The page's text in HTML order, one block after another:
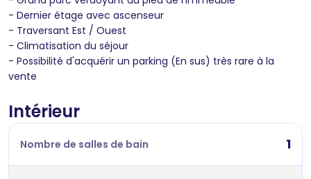
- Dernier étage avec ascenseur
- Traversant Est / Ouest
- Climatisation du séjour
- Possibilité d'acquérir un parking (En sus) très rare à la
vente
Intérieur
Nombre de salles de bain 1